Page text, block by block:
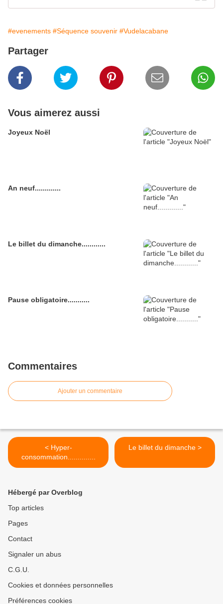
#evenements #Séquence souvenir #Vudelacabane
Partager
Vous aimerez aussi
Joyeux Noël
An neuf.............
Le billet du dimanche............
Pause obligatoire...........
Commentaires
Ajouter un commentaire
< Hyper-
consommation..............
Le billet du dimanche >
Hébergé par Overblog
Top articles
Pages
Contact
Signaler un abus
C.G.U.
Cookies et données personnelles
Préférences cookies